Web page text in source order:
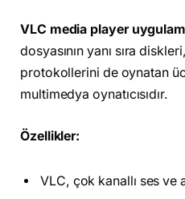
VLC media player
dosyasının yanı sıra
protokollerini de oynatan
multimedya oynatıcısıdır.
Özellikler:
VLC, çok kanallı ses ve